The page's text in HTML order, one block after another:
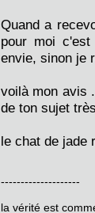
Quand a
pour moi
envie, sinon je
voilà mon avis
de ton sujet
le chat de jade
--------------------
la vérité est